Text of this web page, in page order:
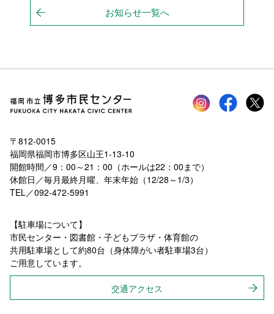
お知らせ一覧へ
Instagramfacebook
〒812-0015
福岡県福岡市博多区山王1-13-10
開館時間／9：00～21：00（ホールは22：00まで）
休館日／毎月最終月曜、年末年始（12/28～1/3）
TEL／092-472-5991
【駐車場について】
市民センター・図書館・子どもプラザ・体育館の
共用駐車場として約80台（身体障がい者駐車場3台）
ご用意しています。
交通アクセス